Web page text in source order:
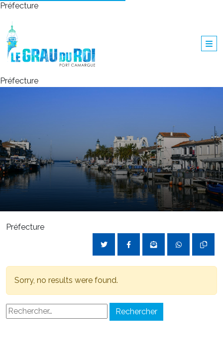
Préfecture
Préfecture
Préfecture
Sorry, no results were found.
Rechercher :